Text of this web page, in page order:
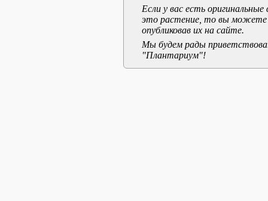
Если у вас есть
это растение, то вы можете
опубликовав их на сайте.
Мы будем рады
"Плантариум"!